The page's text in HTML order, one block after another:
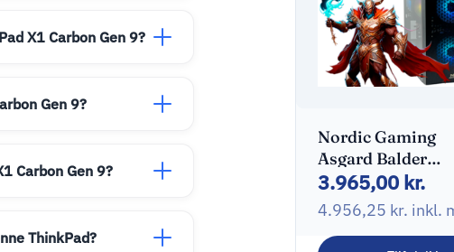
X1 Carbon Gen 9?
Gen 9?
Carbon Gen 9?
ThinkPad?
Nordic Gaming
Asgard Balder
Gaming PC |
8GB Radeon Vega
500GB
3.965,00 kr.
4.956,25 kr. inkl.